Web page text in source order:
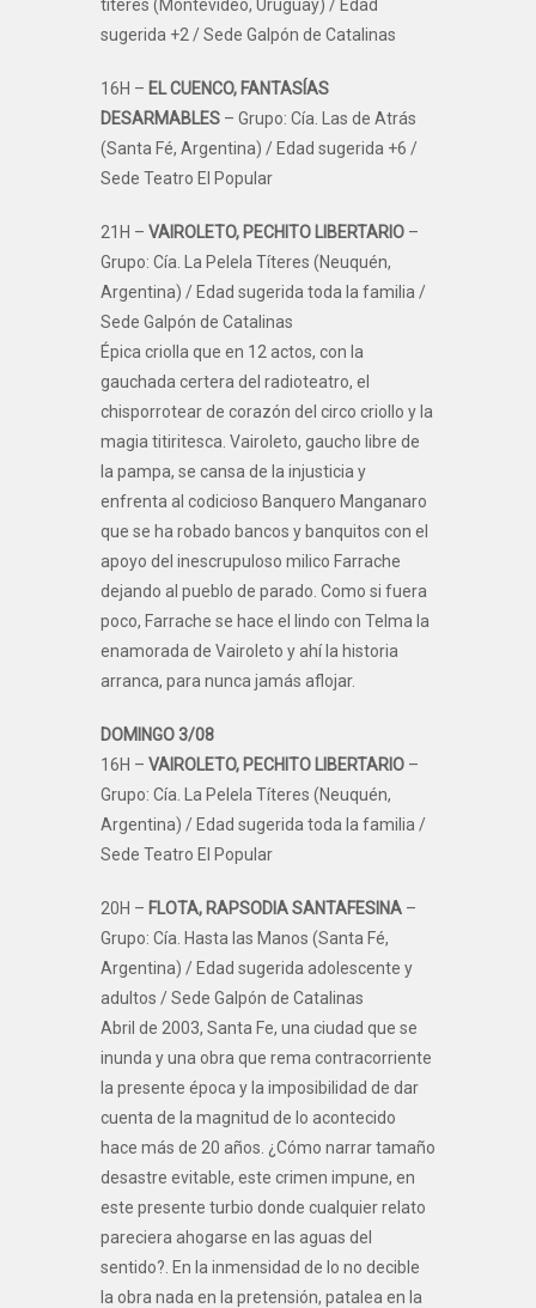
títeres (Montevideo, Uruguay) / Edad
sugerida +2 / Sede Galpón de Catalinas
16H – EL CUENCO, FANTASÍAS
DESARMABLES – Grupo: Cía. Las de Atrás
(Santa Fé, Argentina) / Edad sugerida +6 /
Sede Teatro El Popular
21H – VAIROLETO, PECHITO LIBERTARIO –
Grupo: Cía. La Pelela Títeres (Neuquén,
Argentina) / Edad sugerida toda la familia /
Sede Galpón de Catalinas
Épica criolla que en 12 actos, con la
gauchada certera del radioteatro, el
chisporrotear de corazón del circo criollo y la
magia titiritesca. Vairoleto, gaucho libre de
la pampa, se cansa de la injusticia y
enfrenta al codicioso Banquero Manganaro
que se ha robado bancos y banquitos con el
apoyo del inescrupuloso milico Farrache
dejando al pueblo de parado. Como si fuera
poco, Farrache se hace el lindo con Telma la
enamorada de Vairoleto y ahí la historia
arranca, para nunca jamás aflojar.
DOMINGO 3/08
16H – VAIROLETO, PECHITO LIBERTARIO –
Grupo: Cía. La Pelela Títeres (Neuquén,
Argentina) / Edad sugerida toda la familia /
Sede Teatro El Popular
20H – FLOTA, RAPSODIA SANTAFESINA –
Grupo: Cía. Hasta las Manos (Santa Fé,
Argentina) / Edad sugerida adolescente y
adultos / Sede Galpón de Catalinas
Abril de 2003, Santa Fe, una ciudad que se
inunda y una obra que rema contracorriente
la presente época y la imposibilidad de dar
cuenta de la magnitud de lo acontecido
hace más de 20 años. ¿Cómo narrar tamaño
desastre evitable, este crimen impune, en
este presente turbio donde cualquier relato
pareciera ahogarse en las aguas del
sentido?. En la inmensidad de lo no decible
la obra nada en la pretensión, patalea en la